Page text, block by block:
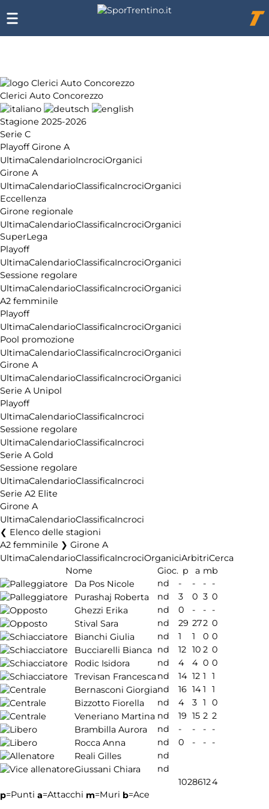
Clerici Auto Concorezzo
Stagione 2025-2026
Serie C
Playoff Girone A
UltimaCalendarioIncrociOrganici
Girone A
UltimaCalendarioClassificaIncrociOrganici
Eccellenza
Girone regionale
UltimaCalendarioClassificaIncrociOrganici
SuperLega
Playoff
UltimaCalendarioClassificaIncrociOrganici
Sessione regolare
UltimaCalendarioClassificaIncrociOrganici
A2 femminile
Playoff
UltimaCalendarioClassificaIncrociOrganici
Pool promozione
UltimaCalendarioClassificaIncrociOrganici
Girone A
UltimaCalendarioClassificaIncrociOrganici
Serie A Unipol
Playoff
UltimaCalendarioClassificaIncroci
Sessione regolare
UltimaCalendarioClassificaIncroci
Serie A Gold
Sessione regolare
UltimaCalendarioClassificaIncroci
Serie A2 Elite
Girone A
UltimaCalendarioClassificaIncroci
Elenco delle stagioni
A2 femminile ❯ Girone A
UltimaCalendarioClassificaIncrociOrganiciArbitriCerca
Nome
Gioc. p a mb
Da Pos Nicole
nd - - -
-
Purashaj Roberta
nd 3 0 3 0
Ghezzi Erika
nd 0 - -
-
Stival Sara
nd 29 272 0
Bianchi Giulia
nd 1 1 0 0
Bucciarelli Bianca nd 12 10 2 0
Rodic Isidora
nd 4 4 0 0
Trevisan Francescand 14 12 1
1
Bernasconi Giorgiand 16 141
1
Bizzotto Fiorella
nd 4 3 1
0
Veneriano Martina nd 19 15 2 2
Brambilla Aurora
nd - - -
-
Rocca Anna
nd 0 - -
-
Reali Gilles
nd
Giussani Chiara
nd
10286124
p=Punti a=Attacchi m=Muri b=Ace
Chi
siamo
Affiliazione